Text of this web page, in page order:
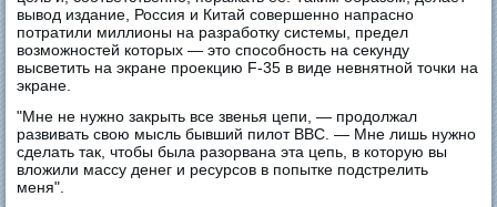
вывод издание, Россия и Китай совершенно напрасно
потратили миллионы на разработку системы, предел
возможностей которых — это способность на секунду
высветить на экране проекцию F-35 в виде невнятной точки на
экране.
"Мне не нужно закрыть все звенья цепи, — продолжал
развивать свою мысль бывший пилот ВВС. — Мне лишь нужно
сделать так, чтобы была разорвана эта цепь, в которую вы
вложили массу денег и ресурсов в попытке подстрелить
меня".